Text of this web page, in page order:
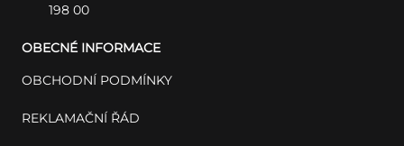
198 00
OBECNÉ INFORMACE
OBCHODNÍ PODMÍNKY
REKLAMAČNÍ ŘÁD